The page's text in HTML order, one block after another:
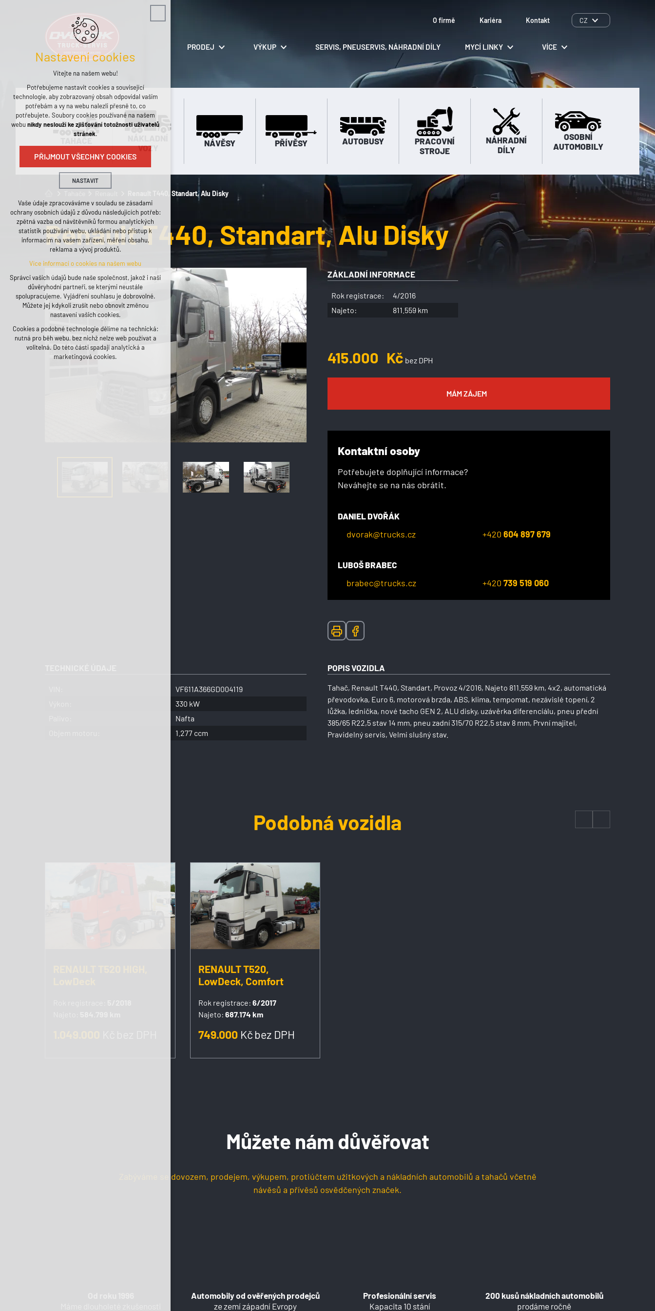
O firmě Kariéra Kontakt CZ
PRODEJ VÝKUP SERVIS, PNEUSERVIS, NÁHRADNÍ DÍLY MYCÍ LINKY VÍCE
VOZY
NÁVĚSY PŘÍVĚSY AUTOBUSY
PRACOVNÍ
STROJE
NÁHRADNÍ
DÍLY
OSOBNÍ
AUTOMOBILY
Renault T440, Standart, Alu Disky
Renault T440, Standart, Alu Disky
415.000 Kč bez DPH
MÁM ZÁJEM
Kontaktní osoby
Potřebujete doplňující informace?
Neváhejte se na nás obrátit.
DANIEL DVOŘÁK
dvorak@trucks.cz +420604 897 679
LUBOŠ BRABEC
brabec@trucks.cz +420739 519 060
ZÁKLADNÍ INFORMACE
Rok registrace:
4/2016
Najeto:
811.559 km
VF611A366GD004119
330 kW
Nafta
1.277 ccm
POPIS VOZIDLA
Tahač, Renault T440, Standart, Provoz 4/2016, Najeto 811.559 km, 4x2, automatická
převodovka, Euro 6, motorová brzda, ABS, klima, tempomat, nezávislé topení, 2
lůžka, lednička, nové tacho GEN 2, ALU disky, uzávěrka diferenciálu, pneu přední
385/65 R22,5 stav 14 mm, pneu zadní 315/70 R22,5 stav 8 mm, První majitel,
Pravidelný servis, Velmi slušný stav.
Podobná vozidla
RENAULT T520,
LowDeck, Comfort
Rok registrace: 6/2017
Najeto: 687.174 km
749.000 Kčbez DPH
Můžete nám důvěřovat
Zabýváme se dovozem, prodejem, výkupem, protiúčtem užitkových a nákladních automobilů a tahačů včetně
návěsů a přívěsů osvědčených značek.
Automobily od ověřených prodejců
ze zemí západní Evropy
Profesionální servis
Kapacita 10 stání
200 kusů nákladních automobilů
prodáme ročně
Nastavení cookies
Vítejte na našem webu!
Potřebujeme nastavit cookies a související
technologie, aby zobrazovaný obsah odpovídal vašim
potřebám a vy na webu nalezli přesně to, co
potřebujete. Soubory cookies používané na našem
webu nikdy neslouží ke zjišťování totožnosti uživatelů
stránek.
PŘIJMOUT VŠECHNY COOKIES
NASTAVIT
Technická cookies
nutná pro provozování webu
udržení kontextu stránek (session): případná
přihlášení, volby jazyka, apod.
Volitelná cookies
analytická pro anonymizované vyhodnocení
návštěvnosti
marketingová cookies (Google, Seznam,
Facebook)
Více informací o cookies na našem webu
PŘIJMOUT VŠECHNY COOKIES
ODMÍTNOUT VOLITELNÁ
Vaše údaje zpracováváme v souladu se zásadami
ochrany osobních údajů z důvodu následujících potřeb:
zpětná vazba od návštěvníků formou analytických
statistik používání webu, ukládání nebo přístup k
informacím na vašem zařízení, měření obsahu,
reklama a vývoj produktů.
Více informací o cookies na našem webu
Správci vašich údajů bude naše společnost, jakož i naši
důvěryhodní partneři, se kterými neustále
spolupracujeme. Vyjádření souhlasu je dobrovolné.
Můžete jej kdykoli zrušit nebo obnovit změnou
nastavení vašich cookies.
Cookies a podobné technologie dělíme na technická:
nutná pro běh webu, bez nichž nelze web používat a
volitelná. Do této části spadají analytická a
marketingová cookies.